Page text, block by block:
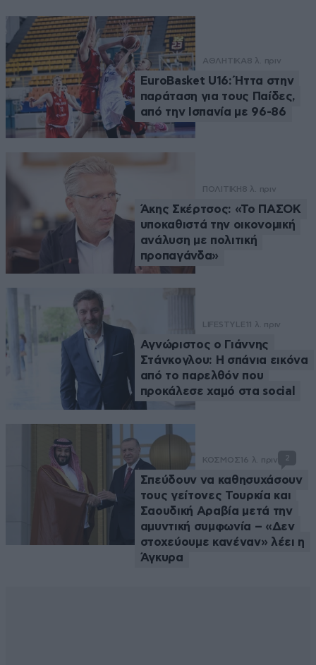
ΑΘΛΗΤΙΚΑ8 λ. πριν
EuroBasket U16: Ήττα στην
παράταση για τους Παίδες,
από την Ισπανία με 96-86
ΠΟΛΙΤΙΚΗ8 λ. πριν
Άκης Σκέρτσος: «Το ΠΑΣΟΚ
υποκαθιστά την οικονομική
ανάλυση με πολιτική
προπαγάνδα»
LIFESTYLE 11 λ. πριν
Αγνώριστος ο Γιάννης
Στάνκογλου: Η σπάνια εικόνα
από το παρελθόν που
προκάλεσε χαμό στα social
ΚΟΣΜΟΣ 16 λ. πριν 2
Σπεύδουν να καθησυχάσουν
τους γείτονες Τουρκία και
Σαουδική Αραβία μετά την
αμυντική συμφωνία – «Δεν
στοχεύουμε κανέναν» λέει η
Άγκυρα